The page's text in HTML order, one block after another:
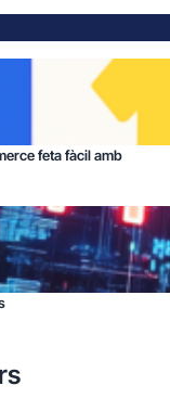
feta fàcil amb